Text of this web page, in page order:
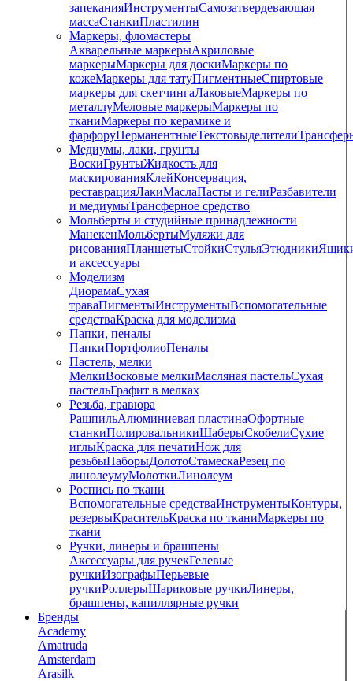
запеканияИнструментыСамозатвердевающая
массаСтанкиПластилин
Маркеры, фломастеры
Акварельные маркерыАкриловые
маркерыМаркеры для доскиМаркеры по
кожеМаркеры для татуПигментныеCпиртовые
маркеры для скетчингаЛаковыеМаркеры по
металлуМеловые маркерыМаркеры по
тканиМаркеры по керамике и
фарфоруПерманентныеТекстовыделители
Медиумы, лаки, грунты
ВоскиГрунтыЖидкость для
маскированияКлейКонсервация,
реставрацияЛакиМаслаПасты и гелиРазбавители
и медиумыТрансферное средство
Мольберты и студийные принадлежности
МанекенМольбертыМуляжи для
рисованияПланшетыСтойкиСтульяЭтюдники
и аксессуары
Моделизм
ДиорамаСухая
траваПигментыИнструментыВспомогательные
средстваКраска для моделизма
Папки, пеналы
ПапкиПортфолиоПеналы
Пастель, мелки
МелкиВосковые мелкиМасляная пастельСухая
пастельГрафит в мелках
Резьба, гравюра
РашпильАлюминиевая пластинаОфортные
станкиПолировальникиШаберыСкобелиСухие
иглыКраска для печатиНож для
резьбыНаборыДолотоСтамескаРезец по
линолеумуМолоткиЛинолеум
Роспись по ткани
Вспомогательные средстваИнструментыКонтуры,
резервыКрасительКраска по тканиМаркеры по
ткани
Ручки, линеры и брашпены
Аксессуары для ручекГелевые
ручкиИзографыПерьевые
ручкиРоллерыШариковые ручкиЛинеры,
брашпены, капиллярные ручки
Бренды
Academy
Amatruda
Amsterdam
Arasilk